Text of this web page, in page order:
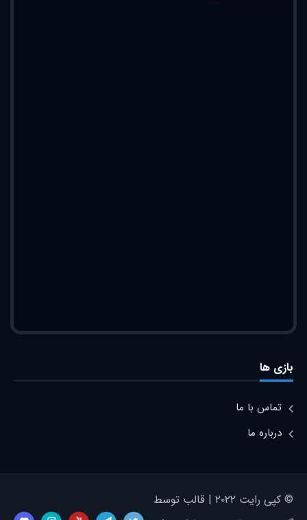
بازی ها
تماس با ما
درباره ما
© کپی رایت ۲۰۲۲ | قالب توسط